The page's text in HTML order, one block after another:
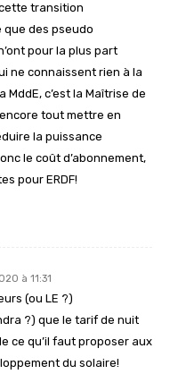
transition
que des pseudo
pour la plus part
ne connaissent rien à la
MddE, c’est la Maîtrise de
tout mettre en
la puissance
le coût d’abonnement,
pour ERDF!
à 11:31
(ou LE ?)
?) que le tarif de nuit
ce qu’il faut proposer aux
du solaire!